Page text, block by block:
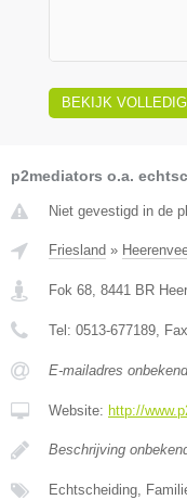
BEKIJK VOLLEDIG
p2mediators o.a.
Niet gevestigd in de
Friesland »
Fok 68 8441 BR
Tel: 0513-677189 ,
E-mailadres onbekend
Website: http://
Beschrijving
Echtscheiding,